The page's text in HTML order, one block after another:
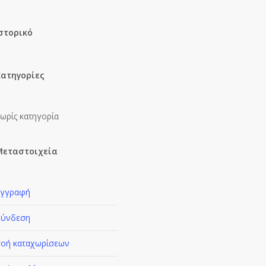
κατηγορία
καταχωρίσεων